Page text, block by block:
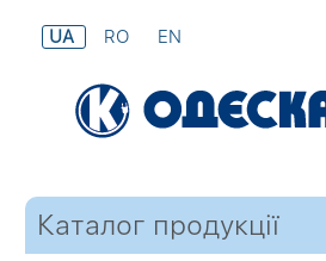
UA RO EN
Каталог продукції